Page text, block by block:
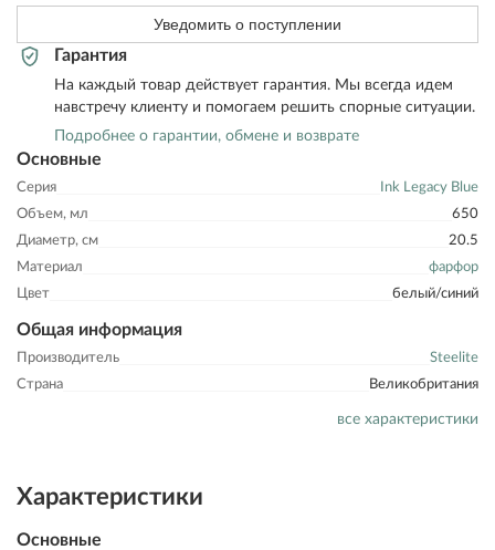
Основные
Серия
Ink Legacy Blue
Объем, мл
650
Диаметр, см
20.5
Материал
фарфор
Цвет
белый/синий
Общая информация
Производитель
Steelite
Страна
Великобритания
все характеристики
Уведомить о поступлении
Гарантия
На каждый товар действует гарантия. Мы всегда идем
навстречу клиенту и помогаем решить спорные ситуации.
Подробнее о гарантии, обмене и возврате
Характеристики
Основные